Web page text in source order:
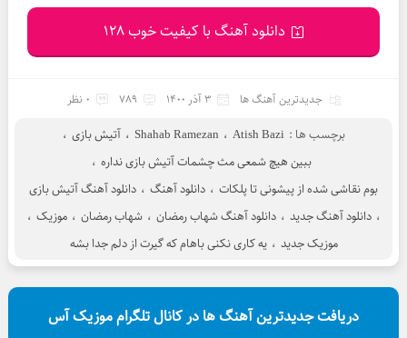
دانلود آهنگ با کیفیت خوب 128
جدیدترین آهنگ ها 3 آذر 1400 789 0 نظر
برچسب ها : Atish Bazi ، Shahab Ramezan ، آتیش بازی ،
ببین هیچ شمعی مث چشمات آتیش بازی نداره ،
بوم نقاشی شده از پیشونی تا پلکات ، دانلود آهنگ ، دانلود آهنگ آتیش بازی
، دانلود آهنگ جدید ، دانلود آهنگ شهاب رمضان ، شهاب رمضان ، موزیک ،
موزیک جدید ، یه کاری نکنی باهام که گیرت از دلم جدا بشه
دریافت جدیدترین آهنگ ها در کانال تلگرام موزیک آس